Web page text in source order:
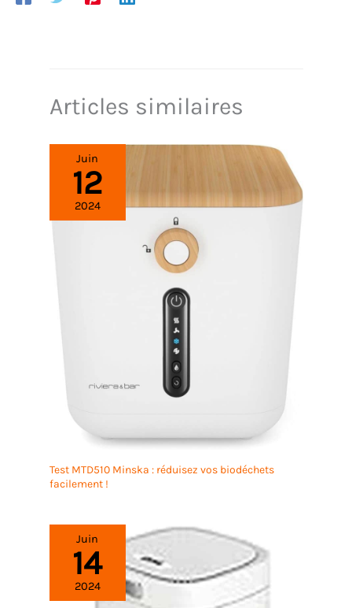
Articles similaires
Juin
12
2024
Test MTD510 Minska : réduisez vos biodéchets
facilement !
Juin
14
2024